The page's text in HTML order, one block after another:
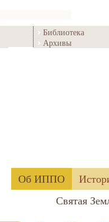
Библиотека
Архивы
Об ИППО
Святая